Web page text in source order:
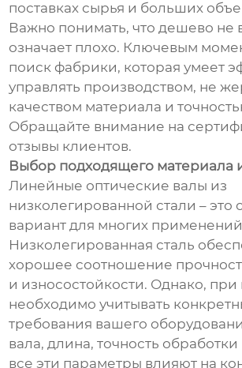
поставках сырья и больших
Важно понимать, что дешево не
означает плохо. Ключевым
поиск фабрики, которая умеет
управлять производством, не
качеством материала и
Обращайте внимание на
отзывы клиентов.
Выбор подходящего материала
Линейные оптические валы из
низколегированной стали – это
вариант для многих
Низколегированная сталь
хорошее соотношение
и износостойкости. Однако,
необходимо учитывать
требования вашего
вала, длина, точность
все эти параметры влияют на